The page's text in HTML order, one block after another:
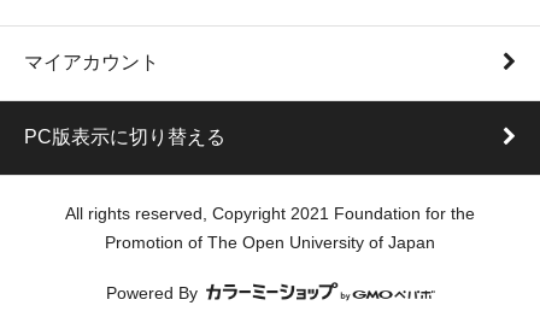
マイアカウント
PC版表示に切り替える
All rights reserved, Copyright 2021 Foundation for the
Promotion of The Open University of Japan
Powered By